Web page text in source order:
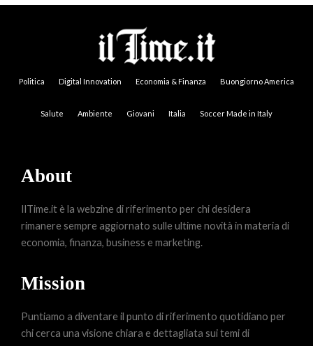
Politica Digital Innovation Economia & Finanza Buongiorno America
Salute Ambiente Giovani Italia Soccer Made in Italy
About
IlTime.it è la webzine di riferimento per chi desidera
rimanere sempre aggiornato sulle ultime novità in materia di
economia, finanza, business e marketing.
Mission
Puntiamo a diventare il punto di riferimento quotidiano per
chi cerca una visione chiara e dettagliata sui temi di